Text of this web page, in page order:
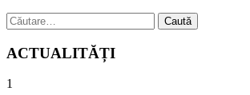
Caută
după:
ACTUALITĂȚI
1